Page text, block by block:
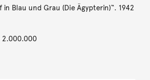
in Blau und Grau (Die Ägypterin)“. 1942